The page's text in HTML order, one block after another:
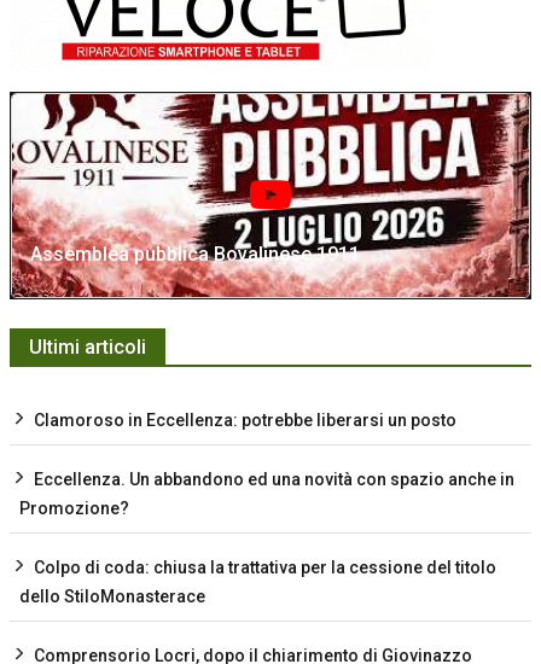
Assemblea pubblica Bovalinese 1911
Ultimi articoli
Clamoroso in Eccellenza: potrebbe liberarsi un posto
Eccellenza. Un abbandono ed una novità con spazio anche in
Promozione?
Colpo di coda: chiusa la trattativa per la cessione del titolo
dello StiloMonasterace
Comprensorio Locri, dopo il chiarimento di Giovinazzo